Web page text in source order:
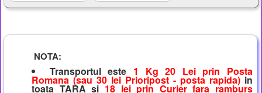
NOTA:
Transportul este 1 Kg 20 Lei prin Posta
Romana (sau 30 lei Prioripost - posta rapida) in
toata TARA si 18 lei prin Curier fara ramburs